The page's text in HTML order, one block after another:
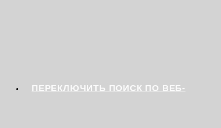
ПЕРЕКЛЮЧИТЬ ПОИСК ПО ВЕБ-